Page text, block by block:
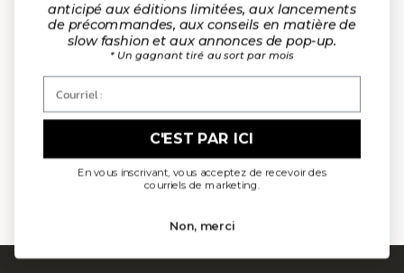
Inscrivez-vous pour recevoir des courriels sur
les annonces de nouveaux produits, pour en
savoir plus sur L'Envers et plus encore !
S'ABONNER
anticipé aux éditions limitées, aux lancements
de précommandes, aux conseils en matière de
slow fashion et aux annonces de pop-up.
* Un gagnant tiré au sort par mois
C'EST PAR ICI
En vous inscrivant, vous acceptez de recevoir des
courriels de marketing.
Non, merci